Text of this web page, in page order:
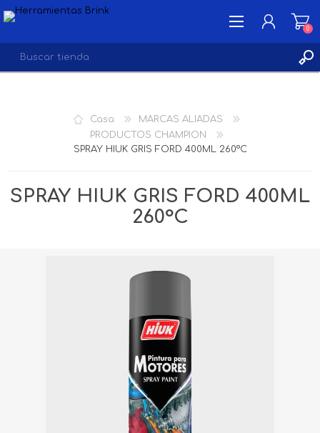
INICIA SESIÓN
LISTA DE DESEOS
0
Casa
MARCAS ALIADAS
PRODUCTOS CHAMPION
SPRAY HIUK GRIS FORD 400ML 260°C
SPRAY HIUK GRIS FORD 400ML
260°C